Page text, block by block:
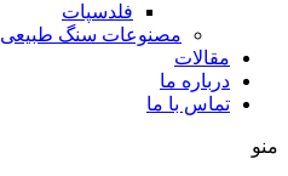
فلدسپات
مصنوعات سنگ طبیعی
مقالات
درباره ما
تماس با ما
منو